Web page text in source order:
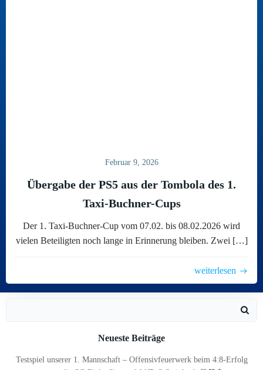
Februar 9, 2026
Übergabe der PS5 aus der Tombola des 1.
Taxi-Buchner-Cups
Der 1. Taxi-Buchner-Cup vom 07.02. bis 08.02.2026 wird
vielen Beteiligten noch lange in Erinnerung bleiben. Zwei […]
weiterlesen
Neueste Beiträge
Testspiel unserer 1. Mannschaft – Offensivfeuerwerk beim 4:8-Erfolg